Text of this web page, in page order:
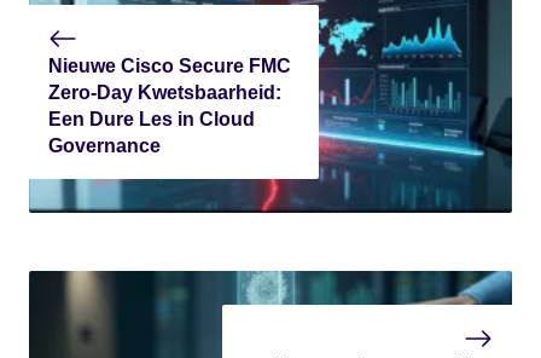
Nieuwe Cisco Secure FMC
Zero-Day Kwetsbaarheid:
Een Dure Les in Cloud
Governance